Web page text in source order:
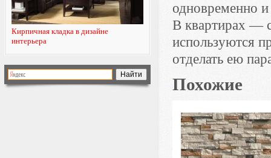
Кирпичная кладка в дизайне
интерьера
одновременно и
В квартирах —
используются
отделать ею
Похожие